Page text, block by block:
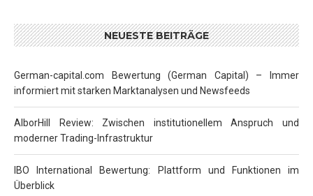
NEUESTE BEITRÄGE
German-capital.com Bewertung (German Capital) – Immer
informiert mit starken Marktanalysen und Newsfeeds
AlborHill Review: Zwischen institutionellem Anspruch und
moderner Trading-Infrastruktur
IBO International Bewertung: Plattform und Funktionen im
Überblick